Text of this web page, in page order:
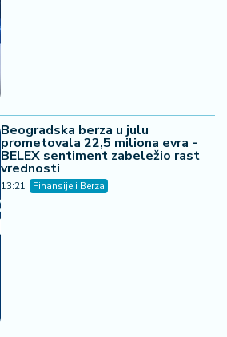
Beogradska berza u julu
prometovala 22,5 miliona evra -
BELEX sentiment zabeležio rast
vrednosti
13:21 Finansije i Berza